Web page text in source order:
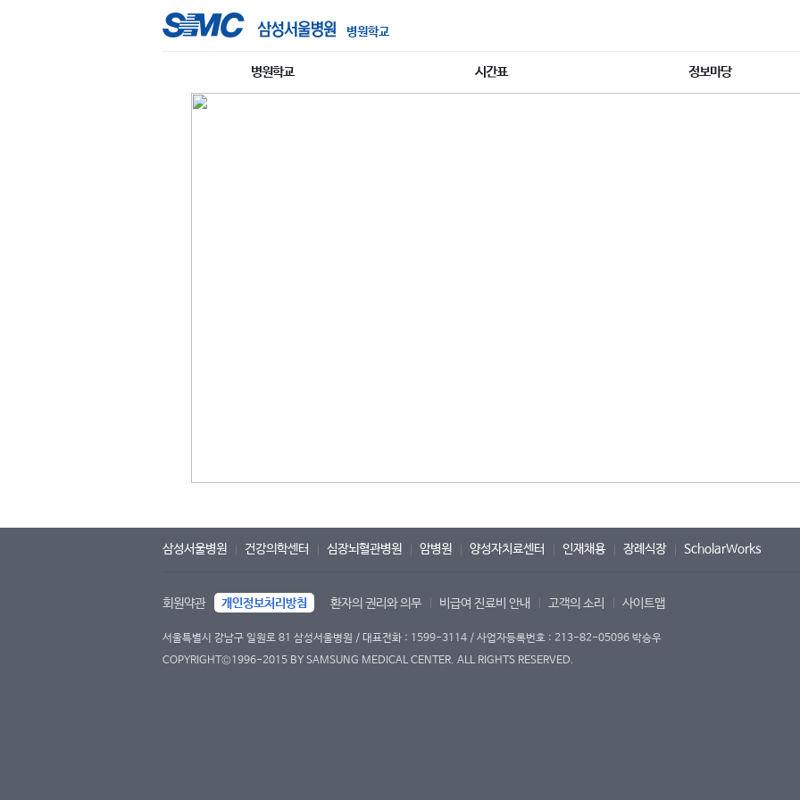
병원학교
병원학교 시간표 정보마당
삼성서울병원 건강의학센터 심장뇌혈관병원 암병원 양성자치료센터 인재채용 장례식장 ScholarWorks
회원약관 개인정보처리방침 환자의 권리와 의무 비급여 진료비 안내 고객의 소리 사이트맵
서울특별시 강남구 일원로 81 삼성서울병원 / 대표전화 : 1599-3114 / 사업자등록번호 : 213-82-05096 박승우
COPYRIGHT©1996-2015 BY SAMSUNG MEDICAL CENTER. ALL RIGHTS RESERVED.